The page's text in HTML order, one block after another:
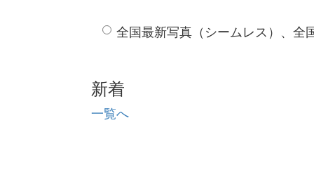
全国最新写真（シームレス）、全
新着
一覧へ